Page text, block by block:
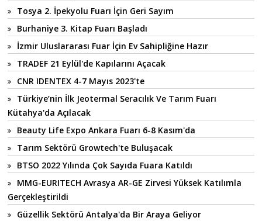
Tosya 2. İpekyolu Fuarı İçin Geri Sayım
Burhaniye 3. Kitap Fuarı Başladı
İzmir Uluslararası Fuar İçin Ev Sahipliğine Hazır
TRADEF 21 Eylül'de Kapılarını Açacak
CNR IDENTEX 4-7 Mayıs 2023'te
Türkiye’nin İlk Jeotermal Seracılık Ve Tarım Fuarı
Kütahya'da Açılacak
Beauty Life Expo Ankara Fuarı 6-8 Kasım'da
Tarım Sektörü Growtech'te Buluşacak
BTSO 2022 Yılında Çok Sayıda Fuara Katıldı
MMG-EURITECH Avrasya AR-GE Zirvesi Yüksek Katılımla
Gerçekleştirildi
Güzellik Sektörü Antalya'da Bir Araya Geliyor